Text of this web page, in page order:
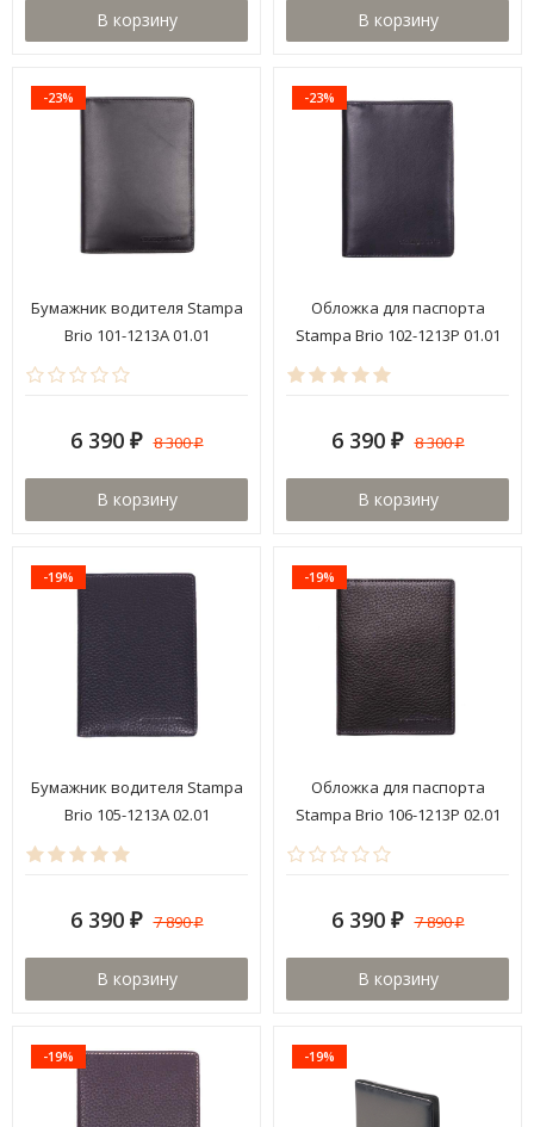
В корзину В корзину
-23%
Бумажник водителя Stampa
Brio 101-1213A 01.01
6 390 ₽ 8 300₽
В корзину
-23%
Обложка для паспорта
Stampa Brio 102-1213P 01.01
6 390 ₽ 8 300₽
В корзину
-19%
Бумажник водителя Stampa
Brio 105-1213A 02.01
6 390 ₽ 7 890₽
В корзину
-19%
Обложка для паспорта
Stampa Brio 106-1213P 02.01
6 390 ₽ 7 890₽
В корзину
-19% -19%